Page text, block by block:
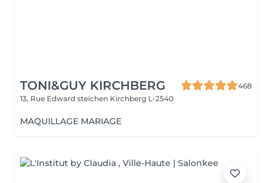
TONI&GUY KIRCHBERG
468
13, Rue Edward steichen Kirchberg L-2540
MAQUILLAGE MARIAGE